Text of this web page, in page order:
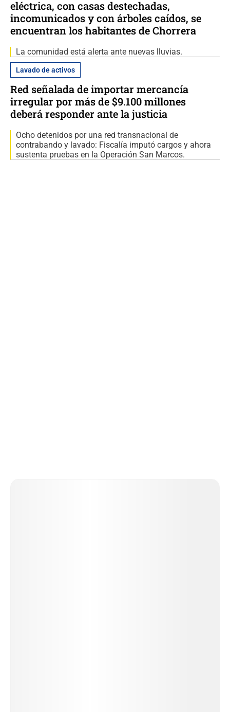
eléctrica, con casas destechadas,
incomunicados y con árboles caídos, se
encuentran los habitantes de Chorrera
La comunidad está alerta ante nuevas lluvias.
Lavado de activos
Red señalada de importar mercancía
irregular por más de $9.100 millones
deberá responder ante la justicia
Ocho detenidos por una red transnacional de
contrabando y lavado: Fiscalía imputó cargos y ahora
sustenta pruebas en la Operación San Marcos.